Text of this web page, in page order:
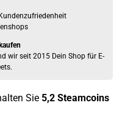
wir seit 2015 Dein Shop für E-
Sie 5,2 Steamcoins